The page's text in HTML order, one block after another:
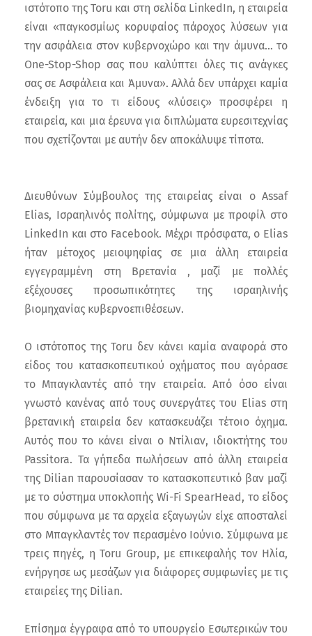
ιστότοπο της Toru και στη σελίδα LinkedIn, η εταιρεία
είναι «παγκοσμίως κορυφαίος πάροχος λύσεων για
την ασφάλεια στον κυβερνοχώρο και την άμυνα… το
One-Stop-Shop σας που καλύπτει όλες τις ανάγκες
σας σε Ασφάλεια και Άμυνα». Αλλά δεν υπάρχει καμία
ένδειξη για το τι είδους «λύσεις» προσφέρει η
εταιρεία, και μια έρευνα για διπλώματα ευρεσιτεχνίας
που σχετίζονται με αυτήν δεν αποκάλυψε τίποτα.
Διευθύνων Σύμβουλος της εταιρείας είναι ο Assaf
Elias, Ισραηλινός πολίτης, σύμφωνα με προφίλ στο
LinkedIn και στο Facebook. Μέχρι πρόσφατα, ο Elias
ήταν μέτοχος μειοψηφίας σε μια άλλη εταιρεία
εγγεγραμμένη στη Βρετανία , μαζί με πολλές
εξέχουσες προσωπικότητες της ισραηλινής
βιομηχανίας κυβερνοεπιθέσεων.
Ο ιστότοπος της Toru δεν κάνει καμία αναφορά στο
είδος του κατασκοπευτικού οχήματος που αγόρασε
το Μπαγκλαντές από την εταιρεία. Από όσο είναι
γνωστό κανένας από τους συνεργάτες του Elias στη
βρετανική εταιρεία δεν κατασκευάζει τέτοιο όχημα.
Αυτός που το κάνει είναι ο Ντίλιαν, ιδιοκτήτης του
Passitora. Τα γήπεδα πωλήσεων από άλλη εταιρεία
της Dilian παρουσίασαν το κατασκοπευτικό βαν μαζί
με το σύστημα υποκλοπής Wi-Fi SpearHead, το είδος
που σύμφωνα με τα αρχεία εξαγωγών είχε αποσταλεί
στο Μπαγκλαντές τον περασμένο Ιούνιο. Σύμφωνα με
τρεις πηγές, η Toru Group, με επικεφαλής τον Ηλία,
ενήργησε ως μεσάζων για διάφορες συμφωνίες με τις
εταιρείες της Dilian.
Επίσημα έγγραφα από το υπουργείο Εσωτερικών του